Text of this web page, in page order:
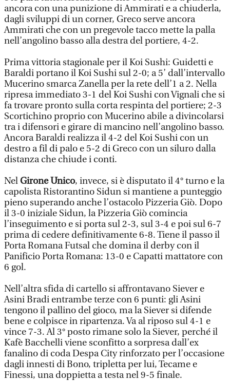
ancora con una punizione di Ammirati e a chiuderla,
dagli sviluppi di un corner, Greco serve ancora
Ammirati che con un pregevole tacco mette la palla
nell’angolino basso alla destra del portiere, 4-2.
Prima vittoria stagionale per il Koi Sushi: Guidetti e
Baraldi portano il Koi Sushi sul 2-0; a 5’ dall’intervallo
Mucerino smarca Zanella per la rete dell’1 a 2. Nella
ripresa immediato 3-1 del Koi Sushi con Vignali che si
fa trovare pronto sulla corta respinta del portiere; 2-3
Scortichino proprio con Mucerino abile a divincolarsi
tra i difensori e girare di mancino nell’angolino basso.
Ancora Baraldi realizza il 4-2 del Koi Sushi con un
destro a fil di palo e 5-2 di Greco con un siluro dalla
distanza che chiude i conti.
NelGirone Unico, invece, si è disputato il 4° turno e la
capolista Ristorantino Sidun si mantiene a punteggio
pieno superando anche l’ostacolo Pizzeria Giò. Dopo
il 3-0 iniziale Sidun, la Pizzeria Giò comincia
l’inseguimento e si porta sul 2-3, sul 3-4 e poi sul 6-7
prima di cedere definitivamente 6-8. Tiene il passo il
Porta Romana Futsal che domina il derby con il
Panificio Porta Romana: 13-0 e Capatti mattatore con
6 gol.
Nell’altra sfida di cartello si affrontavano Siever e
Asini Bradi entrambe terze con 6 punti: gli Asini
tengono il pallino del gioco, ma la Siever si difende
bene e colpisce in ripartenza. Va al riposo sul 4-1 e
vince 7-3. Al 3° posto rimane solo la Siever, perché il
Kafè Bacchelli viene sconfitto a sorpresa dall’ex
fanalino di coda Despa City rinforzato per l’occasione
dagli innesti di Bono, tripletta per lui, Tecame e
Finessi, una doppietta a testa nel 9-5 finale.